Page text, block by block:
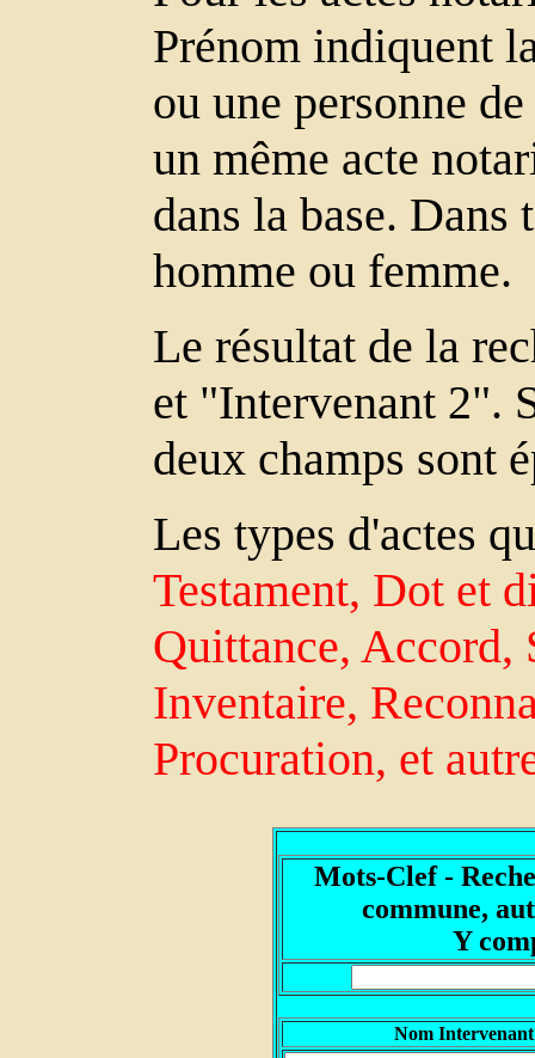
Prénom indiquent
ou une personne
un même acte
dans la base. Dans
homme ou femme.
Le résultat de la
et "Intervenant 2".
deux champs sont
Les types d'actes
Testament, Dot et
Quittance, Accord,
Inventaire,
Procuration, et
Mots-Clef -
commune,
Y
Nom